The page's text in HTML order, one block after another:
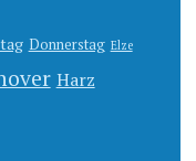
Donnerstag Elze
Harz